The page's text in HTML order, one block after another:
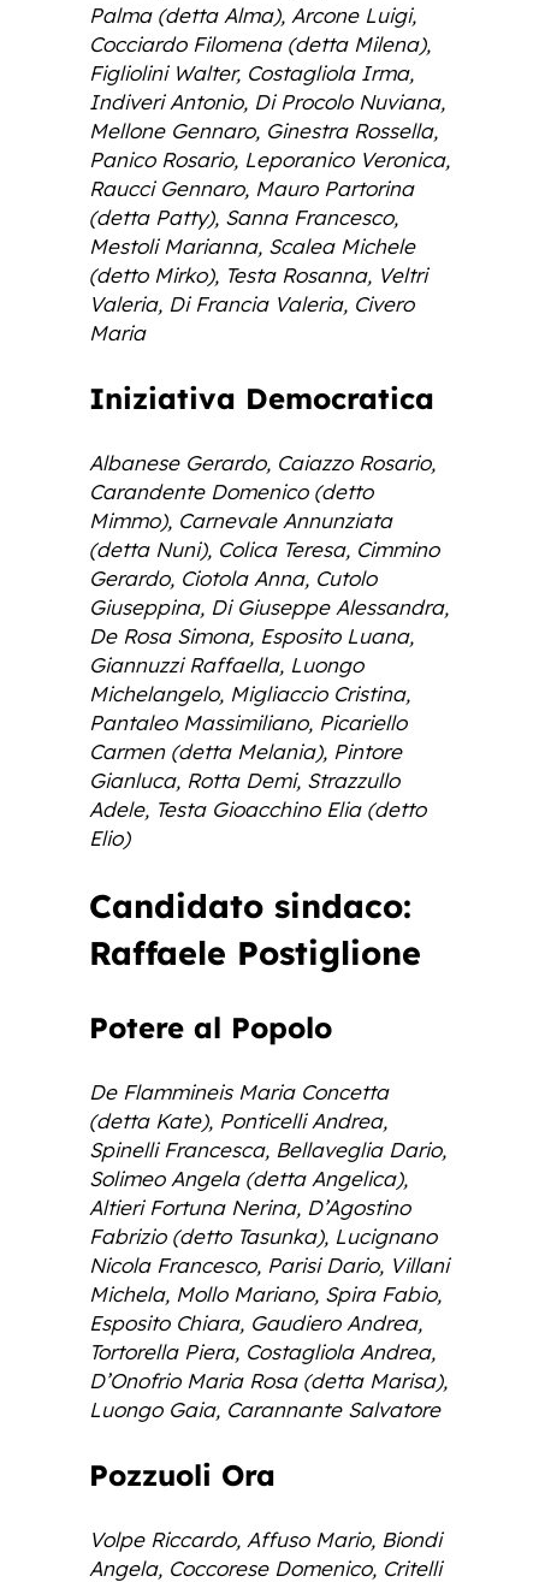
Palma (detta Alma), Arcone Luigi,
Cocciardo Filomena (detta Milena),
Figliolini Walter, Costagliola Irma,
Indiveri Antonio, Di Procolo Nuviana,
Mellone Gennaro, Ginestra Rossella,
Panico Rosario, Leporanico Veronica,
Raucci Gennaro, Mauro Partorina
(detta Patty), Sanna Francesco,
Mestoli Marianna, Scalea Michele
(detto Mirko), Testa Rosanna, Veltri
Valeria, Di Francia Valeria, Civero
Maria
Iniziativa Democratica
Albanese Gerardo, Caiazzo Rosario,
Carandente Domenico (detto
Mimmo), Carnevale Annunziata
(detta Nuni), Colica Teresa, Cimmino
Gerardo, Ciotola Anna, Cutolo
Giuseppina, Di Giuseppe Alessandra,
De Rosa Simona, Esposito Luana,
Giannuzzi Raffaella, Luongo
Michelangelo, Migliaccio Cristina,
Pantaleo Massimiliano, Picariello
Carmen (detta Melania), Pintore
Gianluca, Rotta Demi, Strazzullo
Adele, Testa Gioacchino Elia (detto
Elio)
Candidato sindaco:
Raffaele Postiglione
Potere al Popolo
De Flammineis Maria Concetta
(detta Kate), Ponticelli Andrea,
Spinelli Francesca, Bellaveglia Dario,
Solimeo Angela (detta Angelica),
Altieri Fortuna Nerina, D’Agostino
Fabrizio (detto Tasunka), Lucignano
Nicola Francesco, Parisi Dario, Villani
Michela, Mollo Mariano, Spira Fabio,
Esposito Chiara, Gaudiero Andrea,
Tortorella Piera, Costagliola Andrea,
D’Onofrio Maria Rosa (detta Marisa),
Luongo Gaia, Carannante Salvatore
Pozzuoli Ora
Volpe Riccardo, Affuso Mario, Biondi
Angela, Coccorese Domenico, Critelli